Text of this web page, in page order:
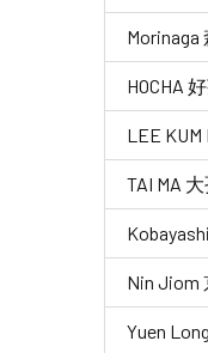
Morinaga
HOCHA
LEE
TAI MA
Nin Jiom
Yuen